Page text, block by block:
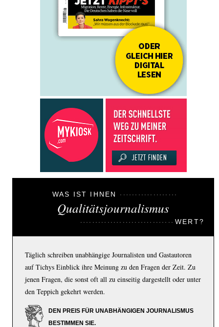
WAS IST IHNEN
Qualitätsjournalismus
WERT?
Täglich schreiben unabhängige Journalisten und Gastautoren
auf Tichys Einblick ihre Meinung zu den Fragen der Zeit. Zu
jenen Fragen, die sonst oft all zu einseitig dargestellt oder unter
den Teppich gekehrt werden.
DEN PREIS FÜR UNABHÄNGIGEN JOURNALISMUS
BESTIMMEN SIE.